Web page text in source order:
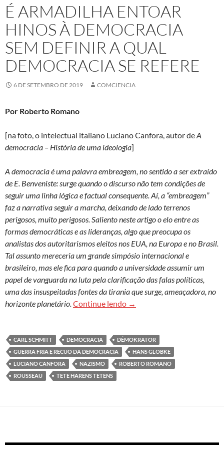
É ARMADILHA ENTOAR
HINOS À DEMOCRACIA
SEM DEFINIR A QUAL
DEMOCRACIA SE REFERE
6 DE SETEMBRO DE 2019 COMCIENCIA
Por Roberto Romano
[na foto, o intelectual italiano Luciano Canfora, autor deA
democracia – História de uma ideologia]
A democracia é uma palavra embreagem, no sentido a ser extraído
de E. Benveniste: surge quando o discurso não tem condições de
seguir uma linha lógica e factual consequente. Aí, a “embreagem”
faz a narrativa seguir a marcha, deixando de lado terrenos
perigosos, muito perigosos. Saliento neste artigo o elo entre as
formas democráticas e as lideranças, algo que preocupa os
analistas dos autoritarismos eleitos nos EUA, na Europa e no Brasil.
Tal assunto mereceria um grande simpósio internacional e
brasileiro, mas ele fica para quando a universidade assumir um
papel de vanguarda na luta pela clarificação das falas políticas,
uma das insuspeitadas fontes da tirania que surge, ameaçadora, no
horizonte planetário. Continue lendo É armadilha entoar hinos
→
CARL SCHMITT DEMOCRACIA
DÊMOKRATOR
GUERRA FRIA E RECUO DA DEMOCRACIA
HANS GLOBKE
LUCIANO CANFORA
NAZISMO
ROBERTO ROMANO
ROUSSEAU
TETE HARENS TETENS